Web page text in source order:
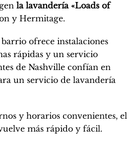
la lavandería «Loads of
y Hermitage.
ofrece instalaciones
rápidas y un servicio
de Nashville confían en
un servicio de lavandería
y horarios convenientes, el
más rápido y fácil.